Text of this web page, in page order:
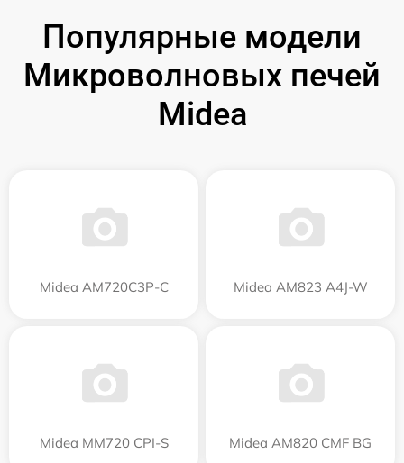
Популярные модели
Микроволновых печей
Midea
Midea AM720C3P-C Midea AM823 A4J-W
Midea MM720 CPI-S Midea AM820 CMF BG